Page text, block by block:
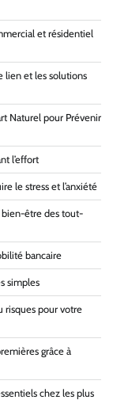
et résidentiel
lien et les solutions
Naturel pour Prévenir
l’effort
le stress et l’anxiété
bien-être des tout-
bancaire
simples
risques pour votre
grâce à
chez les plus